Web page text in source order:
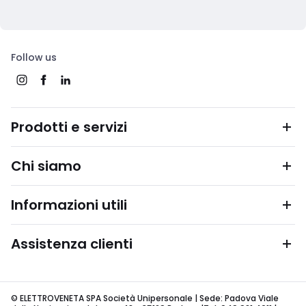
Follow us
Prodotti e servizi
Chi siamo
Informazioni utili
Assistenza clienti
© ELETTROVENETA SPA Società Unipersonale | Sede: Padova Viale